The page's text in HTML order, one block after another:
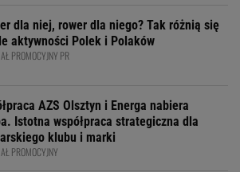
dla niej, rower dla niego? Tak różnią się
aktywności Polek i Polaków
PROMOCYJNY PR
AZS Olsztyn i Energa nabiera
Istotna współpraca strategiczna dla
klubu i marki
PROMOCYJNY